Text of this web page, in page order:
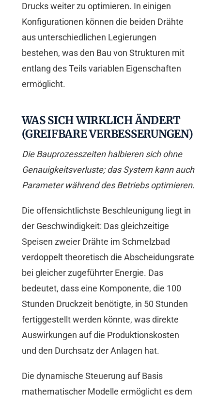
Drucks weiter zu optimieren. In einigen
Konfigurationen können die beiden Drähte
aus unterschiedlichen Legierungen
bestehen, was den Bau von Strukturen mit
entlang des Teils variablen Eigenschaften
ermöglicht.
WAS SICH WIRKLICH ÄNDERT
(GREIFBARE VERBESSERUNGEN)
Die Bauprozesszeiten halbieren sich ohne
Genauigkeitsverluste; das System kann auch
Parameter während des Betriebs optimieren.
Die offensichtlichste Beschleunigung liegt in
der Geschwindigkeit: Das gleichzeitige
Speisen zweier Drähte im Schmelzbad
verdoppelt theoretisch die Abscheidungsrate
bei gleicher zugeführter Energie. Das
bedeutet, dass eine Komponente, die 100
Stunden Druckzeit benötigte, in 50 Stunden
fertiggestellt werden könnte, was direkte
Auswirkungen auf die Produktionskosten
und den Durchsatz der Anlagen hat.
Die dynamische Steuerung auf Basis
mathematischer Modelle ermöglicht es dem